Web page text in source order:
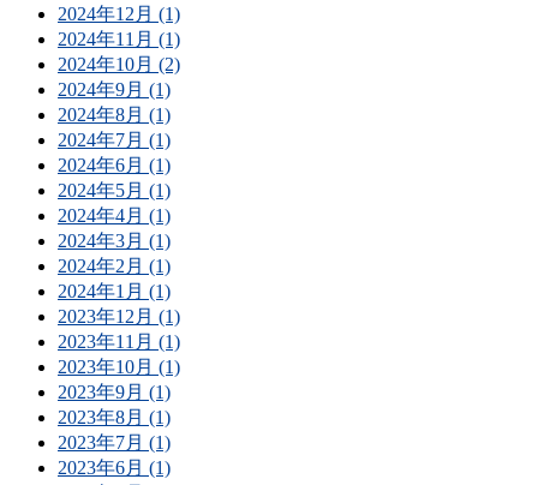
2024年12月 (1)
2024年11月 (1)
2024年10月 (2)
2024年9月 (1)
2024年8月 (1)
2024年7月 (1)
2024年6月 (1)
2024年5月 (1)
2024年4月 (1)
2024年3月 (1)
2024年2月 (1)
2024年1月 (1)
2023年12月 (1)
2023年11月 (1)
2023年10月 (1)
2023年9月 (1)
2023年8月 (1)
2023年7月 (1)
2023年6月 (1)